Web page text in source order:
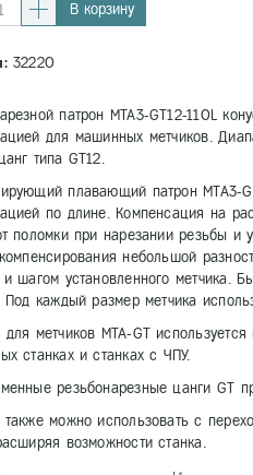
В корзину
32220
патрон MTA3-GT12-110L
для машинных метчиков.
типа GT12.
плавающий патрон MTA3-
по длине. Компенсация на
поломки при нарезании резьбы и
небольшой
и шагом установленного метчика.
Под каждый размер метчика
для метчиков MTA-GT
станках и станках с ЧПУ.
резьбонарезные цанги GT
также можно использовать с
возможности станка.